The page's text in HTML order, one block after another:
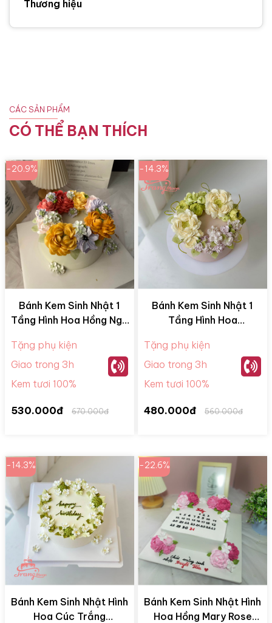
Thương hiệu
CÁC SẢN PHẨM
CÓ THỂ BẠN THÍCH
-20.9%
Bánh Kem Sinh Nhật 1
Tầng Hình Hoa Hồng Ngũ
Tặng phụ kiện
Giao trong 3h
Kem tươi 100%
530.000đ 670.000đ
-14.3%
Bánh Kem Sinh Nhật 1
Tầng Hình Hoa
Tặng phụ kiện
Giao trong 3h
Kem tươi 100%
480.000đ 560.000đ
-14.3%
Bánh Kem Sinh Nhật Hình
Hoa Cúc Trắng
-22.6%
Bánh Kem Sinh Nhật Hình
Hoa Hồng Mary Rose